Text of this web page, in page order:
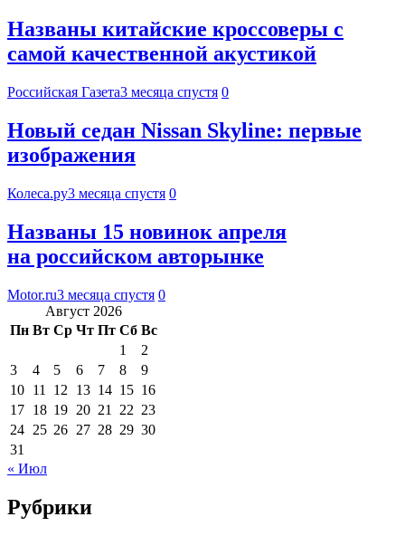
Названы китайские кроссоверы с
самой качественной акустикой
Российская Газета3 месяца спустя 0
Новый седан Nissan Skyline: первые
изображения
Колеса.ру3 месяца спустя 0
Названы 15 новинок апреля
на российском авторынке
Motor.ru3 месяца спустя 0
Август 2026
Пн Вт Ср Чт Пт Сб Вс
1
2
3
4 5 6 7 8
9
10 11 12 13 14 15 16
17 18 19 20 21 22 23
24 25 26 27 28 29 30
31
« Июл
Рубрики